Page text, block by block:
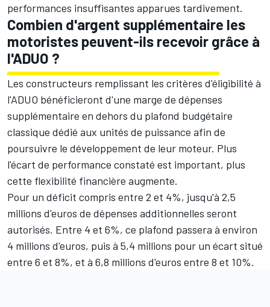
performances insuffisantes apparues tardivement.
Combien d'argent supplémentaire les
motoristes peuvent-ils recevoir grâce à
l'ADUO ?
Les constructeurs remplissant les critères d'éligibilité à
l'ADUO bénéficieront d'une marge de dépenses
supplémentaire en dehors du plafond budgétaire
classique dédié aux unités de puissance afin de
poursuivre le développement de leur moteur. Plus
l'écart de performance constaté est important, plus
cette flexibilité financière augmente.
Pour un déficit compris entre 2 et 4%, jusqu'à 2,5
millions d'euros de dépenses additionnelles seront
autorisés. Entre 4 et 6%, ce plafond passera à environ
4 millions d'euros, puis à 5,4 millions pour un écart situé
entre 6 et 8%, et à 6,8 millions d'euros entre 8 et 10%.